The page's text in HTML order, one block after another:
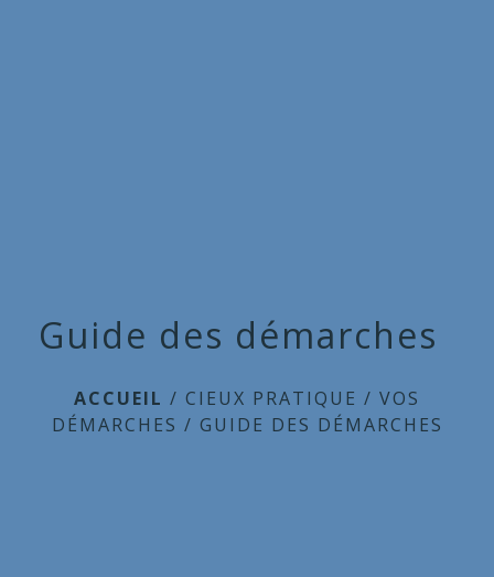
Guide des démarches
ACCUEIL / CIEUX PRATIQUE / VOS
DÉMARCHES / GUIDE DES DÉMARCHES